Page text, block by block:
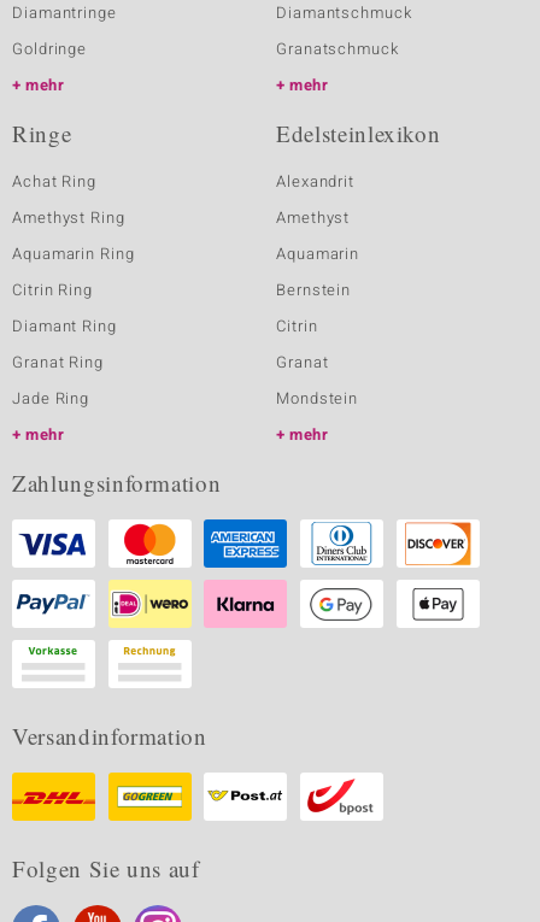
Diamantringe
Goldringe
mehr
Diamantschmuck
Granatschmuck
mehr
Ringe
Achat Ring
Amethyst Ring
Aquamarin Ring
Citrin Ring
Diamant Ring
Granat Ring
Jade Ring
mehr
Edelsteinlexikon
Alexandrit
Amethyst
Aquamarin
Bernstein
Citrin
Granat
Mondstein
mehr
Zahlungsinformation
Versandinformation
Folgen Sie uns auf